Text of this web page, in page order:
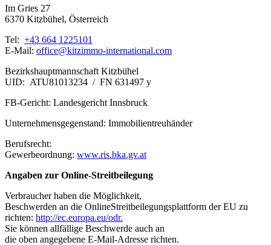
Im Gries 27
6370 Kitzbühel, Österreich
Tel: +43 664 1225101
E-Mail: office@kitzimmo-international.com
Bezirkshauptmannschaft Kitzbühel
UID: ATU81013234 / FN 631497 y
FB-Gericht: Landesgericht Innsbruck
Unternehmensgegenstand: Immobilientreuhänder
Berufsrecht:
Gewerbeordnung: www.ris.bka.gv.at
Angaben zur Online-Streitbeilegung
Verbraucher haben die Möglichkeit,
Beschwerden an die OnlineStreitbeilegungsplattform der EU zu
richten: http://ec.europa.eu/odr.
Sie können allfällige Beschwerde auch an
die oben angegebene E-Mail-Adresse richten.